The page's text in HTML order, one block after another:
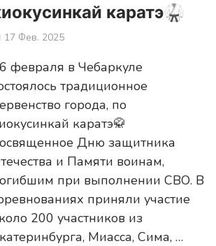
каратэ🥋
17 Фев. 2025
февраля в Чебаркуле
традиционное
города, по
каратэ🥋
Дню защитника
и Памяти воинам,
при выполнении СВО. В
приняли участие
200 участников из
Миасса, Сима, …